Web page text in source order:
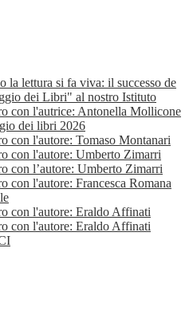
la lettura si fa viva: il successo de
dei Libri" al nostro Istituto
con l'autrice: Antonella Mollicone
dei libri 2026
con l'autore: Tomaso Montanari
con l'autore: Umberto Zimarri
con l’autore: Umberto Zimarri
con l'autore: Francesca Romana
con l'autore: Eraldo Affinati
con l'autore: Eraldo Affinati